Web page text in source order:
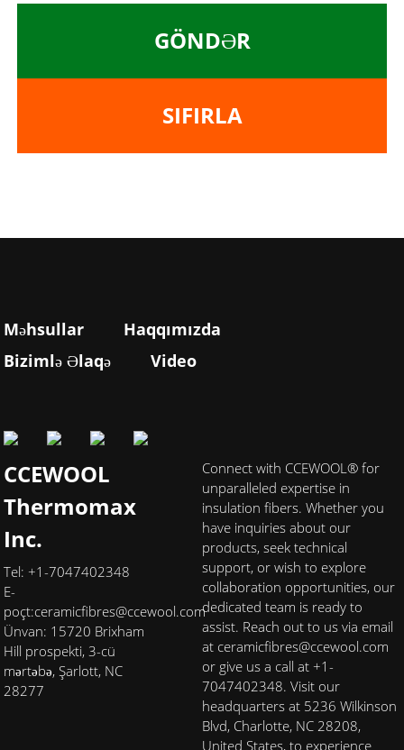
GÖNDƏR
SIFIRLA
Məhsullar
Haqqımızda
Bizimlə Əlaqə
Video
CCEWOOL
Thermomax
Inc.
Tel: +1-7047402348
E-
poçt:ceramicfibres@ccewool.com
Ünvan: 15720 Brixham
Hill prospekti, 3-cü
mərtəbə, Şarlott, NC
28277
Connect with CCEWOOL® for
unparalleled expertise in
insulation fibers. Whether you
have inquiries about our
products, seek technical
support, or wish to explore
collaboration opportunities, our
dedicated team is ready to
assist. Reach out to us via email
at ceramicfibres@ccewool.com
or give us a call at +1-
7047402348. Visit our
headquarters at 5236 Wilkinson
Blvd, Charlotte, NC 28208,
United States, to experience